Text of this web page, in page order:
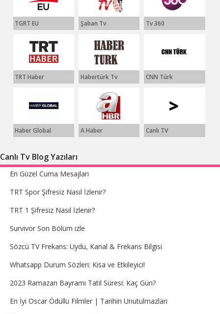
TGRT EU Şaban Tv Tv 360
TRT Haber Habertürk Tv CNN Türk
Haber Global A Haber Canlı TV
Canlı Tv Blog Yazıları
En Güzel Cuma Mesajları
TRT Spor Şifresiz Nasıl İzlenir?
TRT 1 Şifresiz Nasıl İzlenir?
Survivor Son Bölüm izle
Sözcü TV Frekans: Uydu, Kanal & Frekans Bilgisi
Whatsapp Durum Sözleri: Kısa ve Etkileyici!
2023 Ramazan Bayramı Tatil Süresi: Kaç Gün?
En İyi Oscar Ödüllü Filmler | Tarihin Unutulmazları